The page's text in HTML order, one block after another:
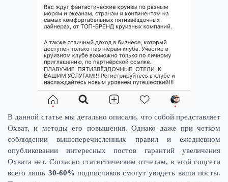
В данной статье мы детально описали, что собой представляет
Охват, и методы его повышения. Однако даже при четком
соблюдении вышеперечисленных правил и ежедневном
опубликовании интересных постов гарантий увеличения
Охвата нет. Согласно статистическим отчетам, в этой соцсети
всего лишь 30-60% подписчиков смогут увидеть ваши посты.